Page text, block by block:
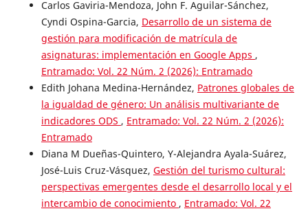
Carlos Gaviria-Mendoza, John F. Aguilar-Sánchez,
Cyndi Ospina-Garcia, Desarrollo de un sistema de
gestión para modificación de matrícula de
asignaturas: implementación en Google Apps ,
Entramado: Vol. 22 Núm. 2 (2026): Entramado
Edith Johana Medina-Hernández, Patrones globales de
la igualdad de género: Un análisis multivariante de
indicadores ODS , Entramado: Vol. 22 Núm. 2 (2026):
Entramado
Diana M Dueñas-Quintero, Y-Alejandra Ayala-Suárez,
José-Luis Cruz-Vásquez, Gestión del turismo cultural:
perspectivas emergentes desde el desarrollo local y el
intercambio de conocimiento , Entramado: Vol. 22